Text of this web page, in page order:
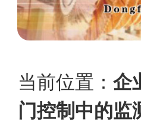
当前位置： 企
门控制中的监